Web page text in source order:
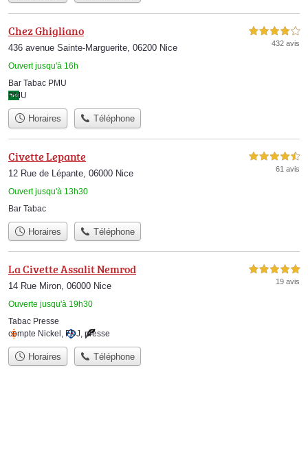
Chez Ghigliano
436 avenue Sainte-Marguerite, 06200 Nice
Ouvert jusqu'à 16h
4,0 étoiles sur 5
432 avis
Bar Tabac PMU
PMU
Horaires Téléphone
Civette Lepante
12 Rue de Lépante, 06000 Nice
Ouvert jusqu'à 13h30
4,5 étoiles sur 5
61 avis
Bar Tabac
Horaires Téléphone
La Civette Assalit Nemrod
14 Rue Miron, 06000 Nice
Ouverte jusqu'à 19h30
5,0 étoiles sur 5
19 avis
Tabac Presse
compte Nickel , FDJ, presse
Horaires Téléphone